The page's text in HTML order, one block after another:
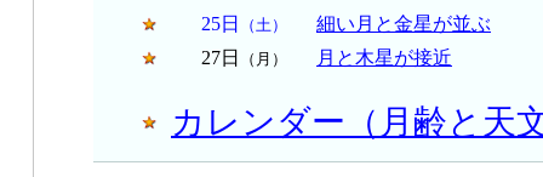
25日
（土）
細い月と金星が並ぶ
27日
（月） 月と木星が接近
カレンダー（月齢と天